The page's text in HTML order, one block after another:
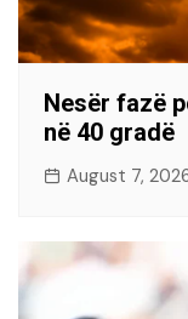
Nesër fazë
në 40 gradë
August 7,